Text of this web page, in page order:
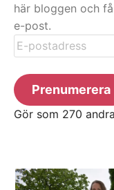
här bloggen och
e-post.
E-
postadress
Prenumerera
Gör som 270